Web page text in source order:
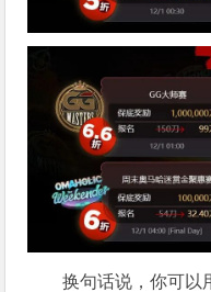
换句话说，你可以